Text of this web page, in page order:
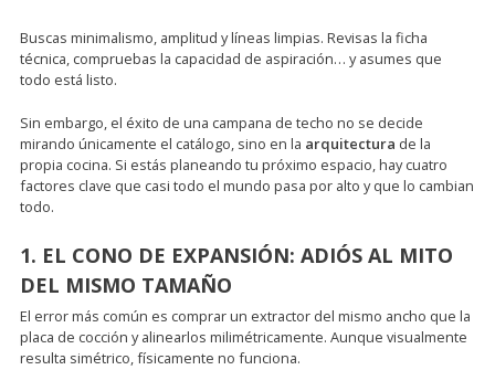
Buscas minimalismo, amplitud y líneas limpias. Revisas la ficha
técnica, compruebas la capacidad de aspiración… y asumes que
todo está listo.
Sin embargo, el éxito de una campana de techo no se decide
mirando únicamente el catálogo, sino en la arquitectura de la
propia cocina. Si estás planeando tu próximo espacio, hay cuatro
factores clave que casi todo el mundo pasa por alto y que lo cambian
todo.
1. EL CONO DE EXPANSIÓN: ADIÓS AL MITO
DEL MISMO TAMAÑO
El error más común es comprar un extractor del mismo ancho que la
placa de cocción y alinearlos milimétricamente. Aunque visualmente
resulta simétrico, físicamente no funciona.